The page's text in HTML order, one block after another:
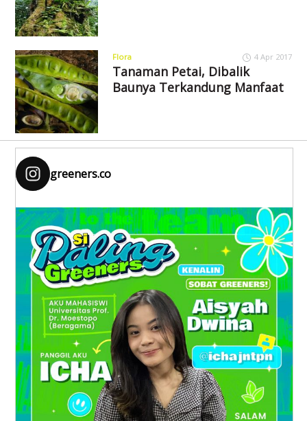
Flora 4 Apr 2017
Tanaman Petai, Dibalik
Baunya Terkandung Manfaat
greeners.co